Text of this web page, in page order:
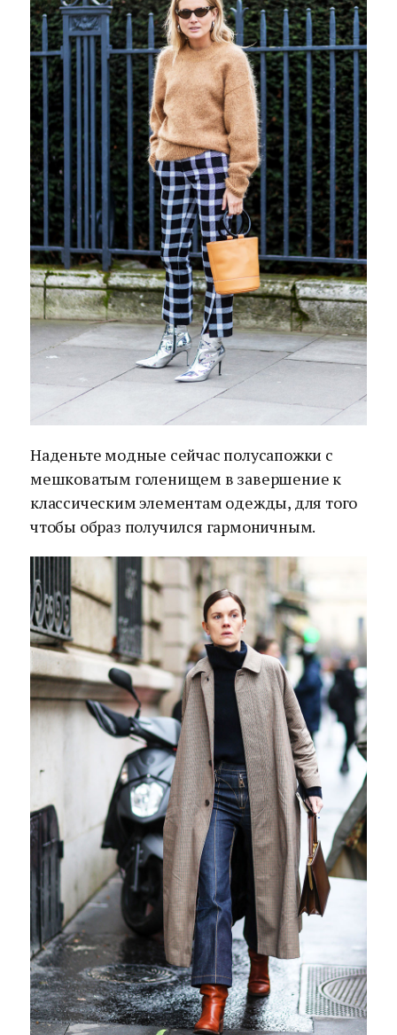
Наденьте модные сейчас полусапожки с
мешковатым голенищем в завершение к
классическим элементам одежды, для того
чтобы образ получился гармоничным.